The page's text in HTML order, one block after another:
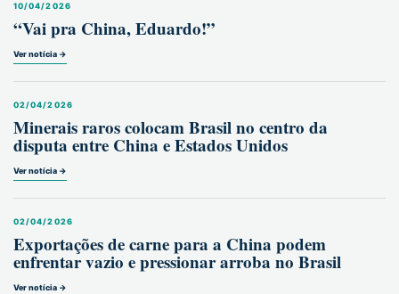
10/04/2026
“Vai pra China, Eduardo!”
Ver notícia →
02/04/2026
Minerais raros colocam Brasil no centro da
disputa entre China e Estados Unidos
Ver notícia →
02/04/2026
Exportações de carne para a China podem
enfrentar vazio e pressionar arroba no Brasil
Ver notícia →